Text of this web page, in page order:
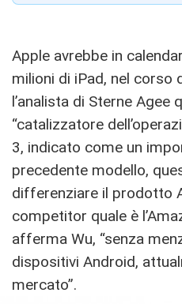
Apple avrebbe in
milioni di iPad, nel corso
l’analista di Sterne Agee
“catalizzatore
3, indicato come un
precedente modello,
differenziare il prodotto
competitor quale è
afferma Wu, “senza
dispositivi Android,
mercato”.